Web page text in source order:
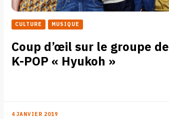
CULTURE MUSIQUE
Coup d’œil sur le groupe de
K-POP « Hyukoh »
4 JANVIER 2019